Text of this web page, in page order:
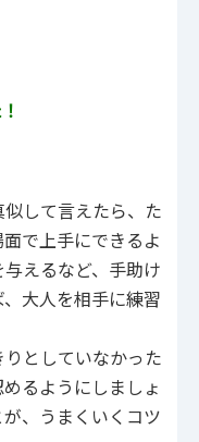
して言えたら、た
で上手にできるよ
えるなど、手助け
大人を相手に練習
としていなかった
るようにしましょ
、うまくいくコツ